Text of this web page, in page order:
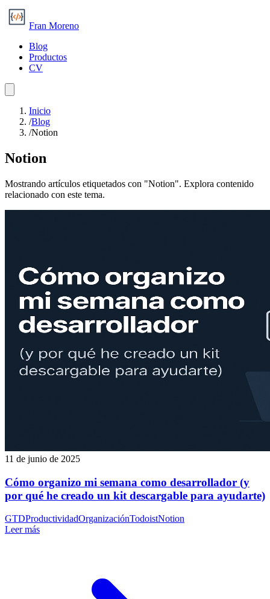
Fran Moreno
Blog
Productos
CV
Inicio
/Blog
/Notion
Notion
Mostrando artículos etiquetados con "Notion". Explora contenido
relacionado con este tema.
11 de junio de 2025
Cómo organizo mi semana como desarrollador (y
por qué he creado un kit descargable para ayudarte)
GTDProductividadOrganizaciónTodoistNotion
Leer más